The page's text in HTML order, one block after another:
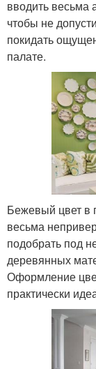
вводить весьма
чтобы не
покидать
палате.
Бежевый цвет в
весьма
подобрать под
деревянных
Оформление
практически